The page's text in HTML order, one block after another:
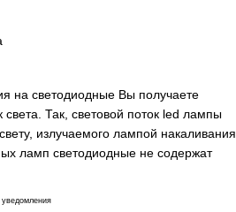
на светодиодные Вы получаете
Так, световой поток led лампы
излучаемого лампой накаливания
ламп светодиодные не содержат
уведомления